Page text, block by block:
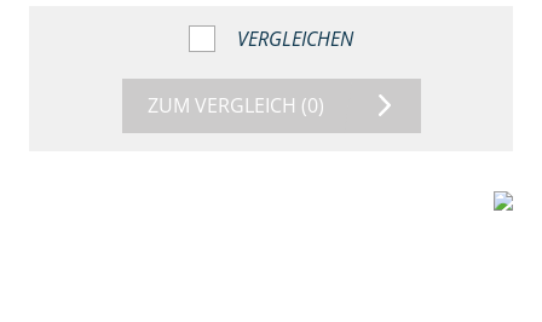
VERGLEICHEN
ZUM VERGLEICH (0)